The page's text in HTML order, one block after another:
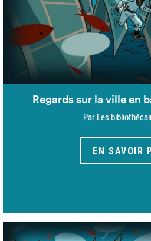
Regards sur la ville en
Par Les
EN SAVOIR